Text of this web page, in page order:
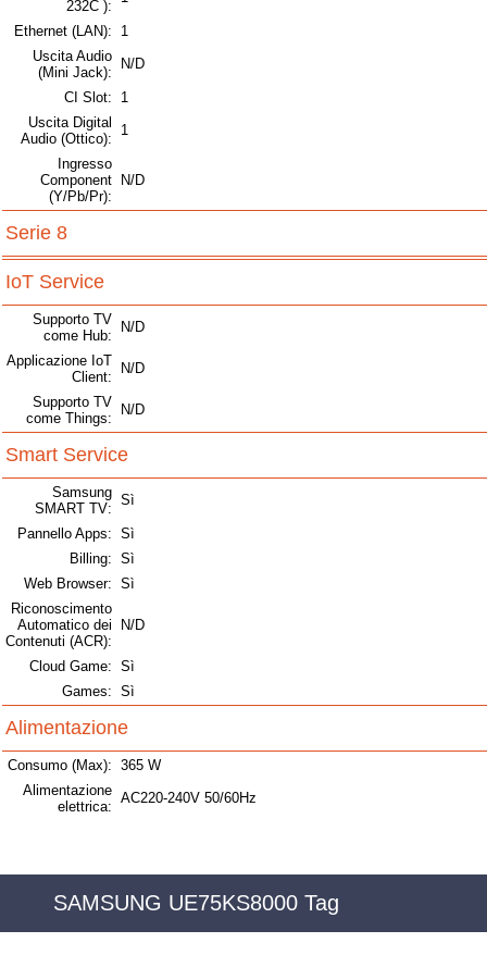
232C ):
Ethernet (LAN):
1
Uscita Audio
(Mini Jack):
N/D
CI Slot:
1
Uscita Digital
Audio (Ottico):
1
Ingresso
Component
(Y/Pb/Pr):
N/D
Serie 8
IoT Service
Supporto TV
come Hub:
N/D
Applicazione IoT
Client:
N/D
Supporto TV
come Things:
N/D
Smart Service
Samsung
SMART TV:
Sì
Pannello Apps: Sì
Billing: Sì
Web Browser: Sì
Riconoscimento
Automatico dei
Contenuti (ACR):
N/D
Cloud Game: Sì
Games: Sì
Alimentazione
Consumo (Max): 365 W
Alimentazione
elettrica:
AC220-240V 50/60Hz
SAMSUNG UE75KS8000 Tag